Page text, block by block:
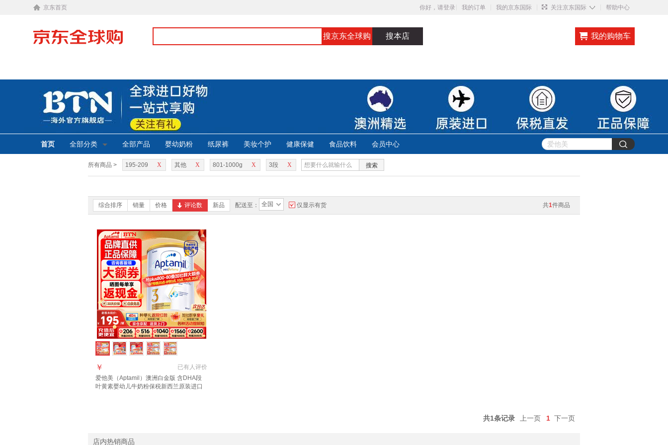
京东首页 你好，请登录 我的订单 我的京东国际 关注京东国际 ◇ 帮助中心
搜京东全球购 搜本店 我的购物车
首页 全部分类 全部产品 婴幼奶粉 纸尿裤 美妆个护 健康保健 食品饮料 会员中心
所有商品 > X
195-209 X
其他 X
801-1000g X
3段 搜索
共1件商品
综合排序 销量 价格 评论数 新品 配送至： 全国 仅显示有货
已有人评价
￥
爱他美（Aptamil）澳洲白金版 含DHA段
叶黄素婴幼儿牛奶粉保税新西兰原装进口
共1条记录 上一页 1 下一页
店内热销商品